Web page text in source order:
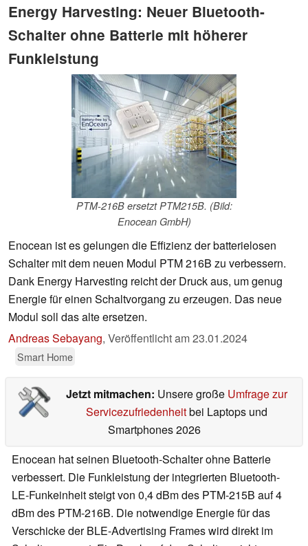
Energy Harvesting: Neuer Bluetooth-
Schalter ohne Batterie mit höherer
Funkleistung
PTM-216B ersetzt PTM215B. (Bild:
Enocean GmbH)
Enocean ist es gelungen die Effizienz der batterielosen
Schalter mit dem neuen Modul PTM 216B zu verbessern.
Dank Energy Harvesting reicht der Druck aus, um genug
Energie für einen Schaltvorgang zu erzeugen. Das neue
Modul soll das alte ersetzen.
Andreas Sebayang, Veröffentlicht am23.01.2024
Smart Home
Jetzt mitmachen: Unsere große Umfrage zur
Servicezufriedenheitbei Laptops und
Smartphones 2026
Enocean hat seinen Bluetooth-Schalter ohne Batterie
verbessert. Die Funkleistung der integrierten Bluetooth-
LE-Funkeinheit steigt von 0,4 dBm des PTM-215B auf 4
dBm des PTM-216B. Die notwendige Energie für das
Verschicke der BLE-Advertising Frames wird direkt im